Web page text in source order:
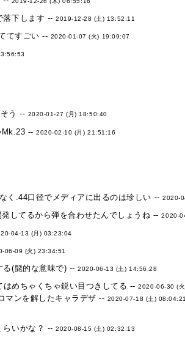
落下します --2019-12-28 (土) 13:52:11
てすごい -- 2020-01-07 (火) 19:09:07
う -- 2020-01-27 (月) 18:50:40
Mk.23 --2020-02-10 (月) 21:51:16
く.44口径でメディアに出るのは珍しい --2020-
してるから弾を合わせたんでしょうね --2020-
04-13 (月) 03:23:04
06-09 (火) 23:34:51
る(髭的な意味で) --2020-06-13 (土) 14:56:28
はめちゃくちゃ鋭い目つきしてる --2020-06-30 (
マンを解したキャラデザ -- 2020-07-18 (土) 08:04:21
らいかな？ --2020-08-15 (土) 02:32:13